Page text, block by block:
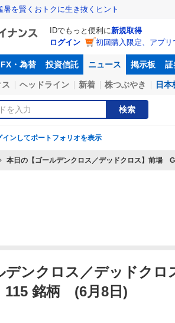
を賢くおトクに生き抜くヒント
IDでもっと便利に新規取得
ログイン
初回購入限定、アプ
FX・為替 投資信託 ニュース 掲示板 証
ヘッドライン 新着 株つぶやき 日本
検索
インしてポートフォリオを表示
本日の【ゴールデンクロス／デッドクロス】前
デンクロス／デッドク
銘柄 (6月8日)